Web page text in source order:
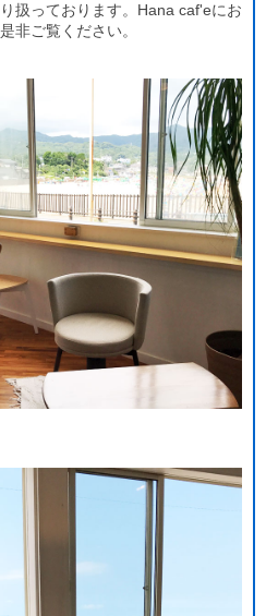
扱っております。Hana caf'eにお
非ご覧ください。